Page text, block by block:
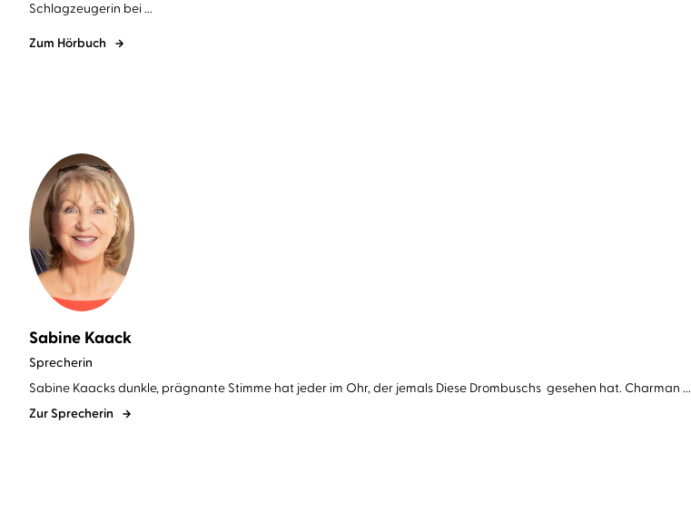
Schlagzeugerin bei ...
Zum Hörbuch
Sabine Kaack
Sprecherin
Sabine Kaacks dunkle, prägnante Stimme hat jeder im Ohr, der jemals Diese Drombuschs gesehen hat. Charman ...
Zur Sprecherin